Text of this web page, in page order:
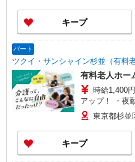
キープ
パート
ツクイ・サンシャイン杉並（有料
有料老人ホー
時給1,400円〜1,599円
アップ！ ・夜
日（1日6時間
手当:120円/時
る
東京都杉並
キープ